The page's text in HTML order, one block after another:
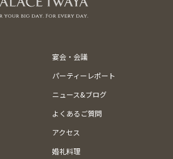
宴会・会議
パーティーレポート
ニュース&ブログ
よくあるご質問
アクセス
婚礼料理